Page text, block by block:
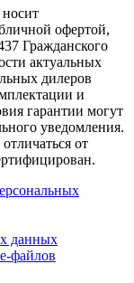
офертой,
Гражданского
актуальных
дилеров
и
гарантии могут
уведомления.
от
данных
файлов